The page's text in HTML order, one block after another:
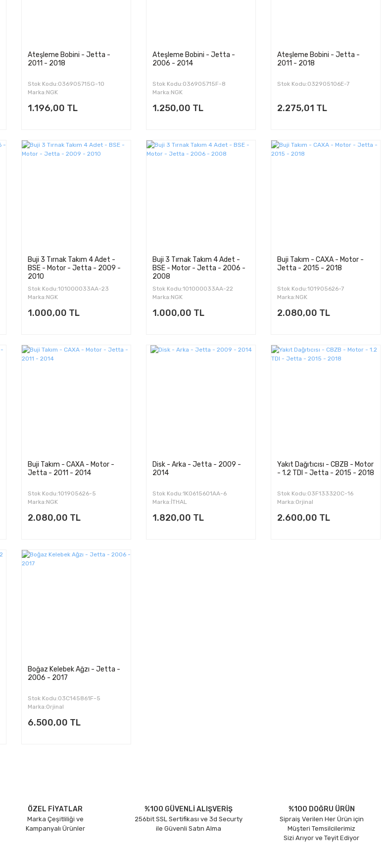
Ateşleme Bobini - Jetta -
2011 - 2018
Stok Kodu:036905715G-10
Marka:NGK
1.196,00 TL
Ateşleme Bobini - Jetta -
2006 - 2014
Stok Kodu:036905715F-8
Marka:NGK
1.250,00 TL
Ateşleme Bobini - Jetta -
2011 - 2018
Stok Kodu:032905106E-7
2.275,01 TL
Buji 3 Tırnak Takım 4 Adet -
BSE - Motor - Jetta - 2009 -
2010
Stok Kodu:101000033AA-23
Marka:NGK
1.000,00 TL
Buji 3 Tırnak Takım 4 Adet -
BSE - Motor - Jetta - 2006 -
2008
Stok Kodu:101000033AA-22
Marka:NGK
1.000,00 TL
Buji Takım - CAXA - Motor -
Jetta - 2015 - 2018
Stok Kodu:101905626-7
Marka:NGK
2.080,00 TL
Buji Takım - CAXA - Motor -
Jetta - 2011 - 2014
Stok Kodu:101905626-5
Marka:NGK
2.080,00 TL
Disk - Arka - Jetta - 2009 -
2014
Stok Kodu:1K0615601AA-6
Marka:İTHAL
1.820,00 TL
Yakıt Dağıtıcısı - CBZB - Motor
- 1.2 TDI - Jetta - 2015 - 2018
Stok Kodu:03F133320C-16
Marka:Orjinal
2.600,00 TL
Boğaz Kelebek Ağzı - Jetta -
2006 - 2017
Stok Kodu:03C145861F-5
Marka:Orjinal
6.500,00 TL
ÖZEL FİYATLAR
Marka Çeşitliliği ve
Kampanyalı Ürünler
%100 GÜVENLİ ALIŞVERİŞ
256bit SSL Sertifikası ve 3d Securty
ile Güvenli Satın Alma
%100 DOĞRU ÜRÜN
Sipraiş Verilen Her Ürün için
Müşteri Temsilcilerimiz
Sizi Arıyor ve Teyit Ediyor